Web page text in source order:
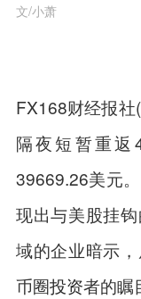
文/小萧
FX168财经报
隔夜短暂重返
39669.26美元
现出与美股挂
域的企业暗示
币圈投资者的瞩